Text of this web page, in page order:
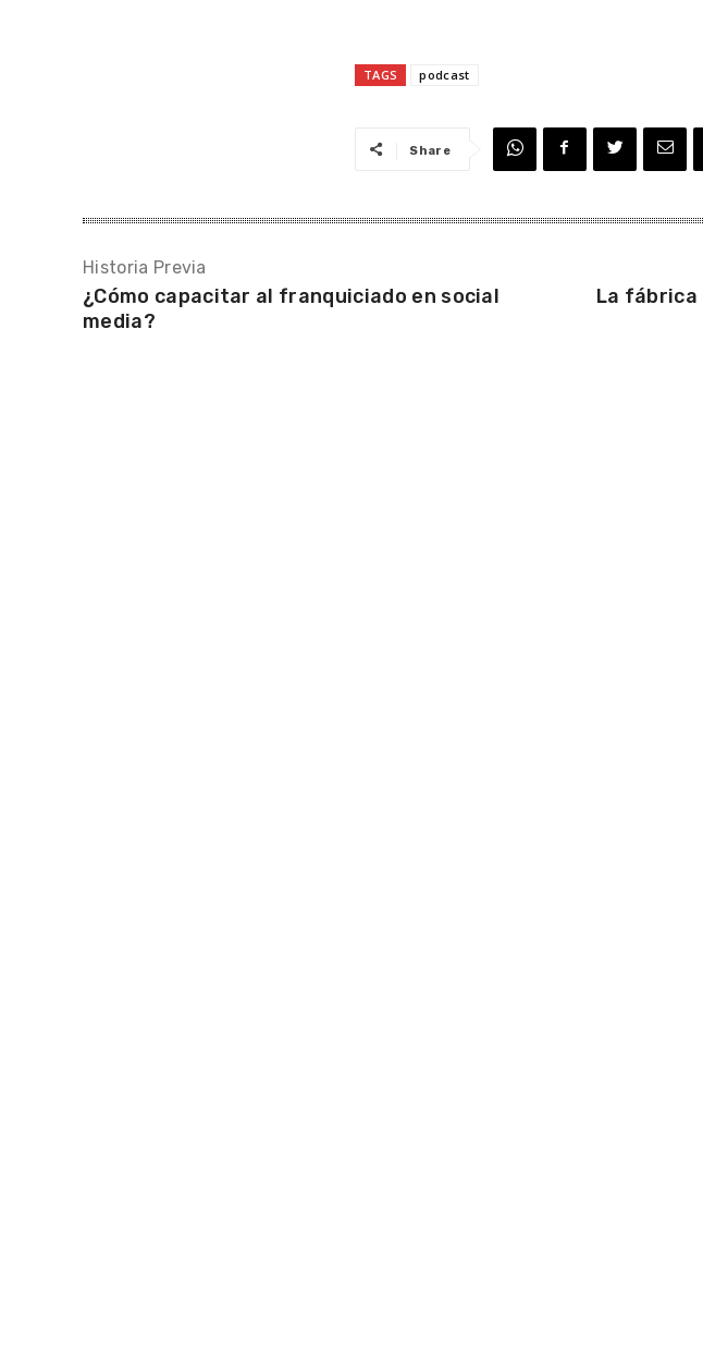
TAGS podcast
Share
Historia Previa
¿Cómo capacitar al franquiciado en social
media?
La fábrica